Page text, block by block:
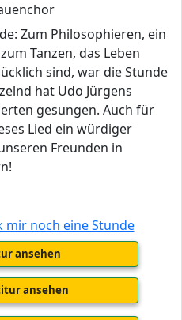
Zum Philosophieren, ein
Tanzen, das Leben
sind, war die Stunde
hat Udo Jürgens
gesungen. Auch für
Lied ein würdiger
Freunden in
ansehen
ansehen